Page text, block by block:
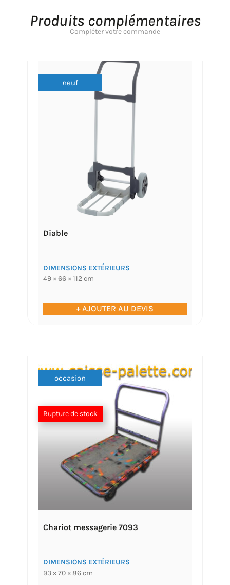
Produits complémentaires
Compléter votre commande
neuf
Diable
DIMENSIONS EXTÉRIEURS
49 × 66 × 112 cm
+ AJOUTER AU DEVIS
occasion
Rupture de stock
Chariot messagerie 7093
DIMENSIONS EXTÉRIEURS
93 × 70 × 86 cm